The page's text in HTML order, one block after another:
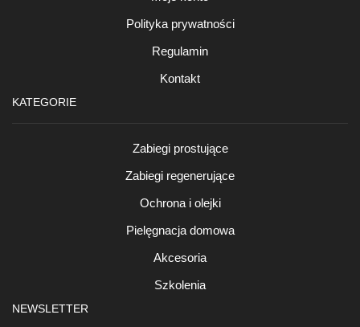
Polityka prywatności
Regulamin
Kontakt
KATEGORIE
Zabiegi prostujące
Zabiegi regenerujące
Ochrona i olejki
Pielęgnacja domowa
Akcesoria
Szkolenia
NEWSLETTER